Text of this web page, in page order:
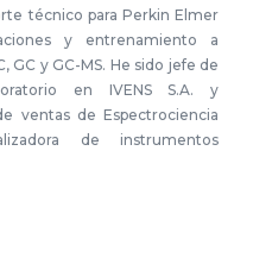
técnico para Perkin Elmer
y entrenamiento a
GC y GC-MS. He sido jefe de
en IVENS S.A. y
ventas de Espectrociencia
de instrumentos